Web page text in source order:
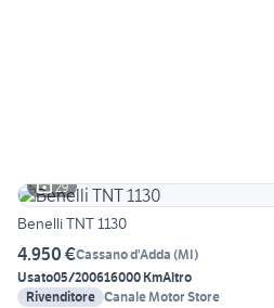
29
Benelli TNT 1130
4.950 €Cassano d'Adda (MI)
Usato05/200616000 KmAltro
Rivenditore Canale Motor Store